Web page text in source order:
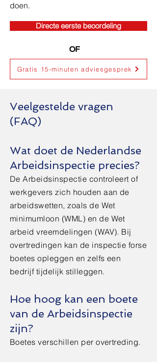
doen.
Directe eerste beoordeling
OF
Gratis 15-minuten adviesgesprek
Veelgestelde vragen
(FAQ)
Wat doet de Nederlandse
Arbeidsinspectie precies?
De Arbeidsinspectie controleert of
werkgevers zich houden aan de
arbeidswetten, zoals de Wet
minimumloon (WML) en de Wet
arbeid vreemdelingen (WAV). Bij
overtredingen kan de inspectie forse
boetes opleggen en zelfs een
bedrijf tijdelijk stilleggen.
Hoe hoog kan een boete
van de Arbeidsinspectie
zijn?
Boetes verschillen per overtreding.